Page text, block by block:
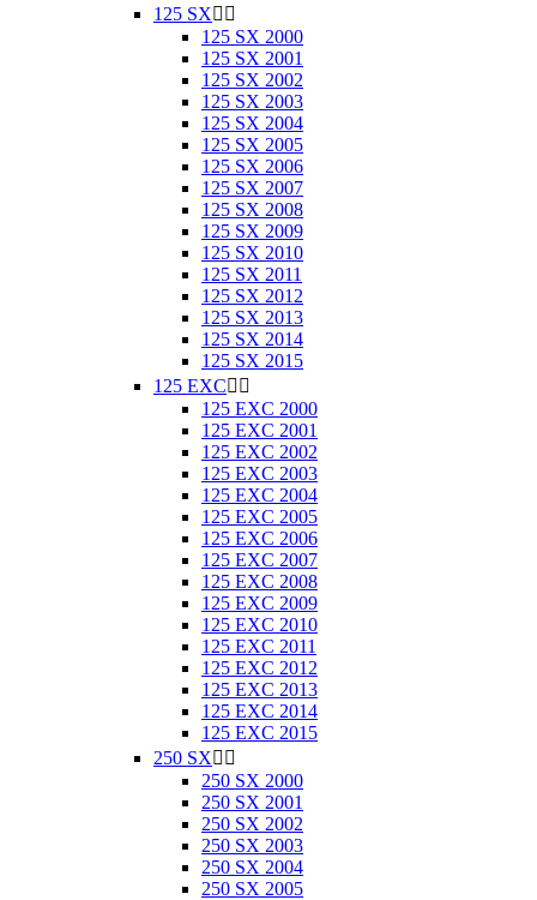
125 SX 
125 SX 2000
125 SX 2001
125 SX 2002
125 SX 2003
125 SX 2004
125 SX 2005
125 SX 2006
125 SX 2007
125 SX 2008
125 SX 2009
125 SX 2010
125 SX 2011
125 SX 2012
125 SX 2013
125 SX 2014
125 SX 2015
125 EXC 
125 EXC 2000
125 EXC 2001
125 EXC 2002
125 EXC 2003
125 EXC 2004
125 EXC 2005
125 EXC 2006
125 EXC 2007
125 EXC 2008
125 EXC 2009
125 EXC 2010
125 EXC 2011
125 EXC 2012
125 EXC 2013
125 EXC 2014
125 EXC 2015
250 SX 
250 SX 2000
250 SX 2001
250 SX 2002
250 SX 2003
250 SX 2004
250 SX 2005